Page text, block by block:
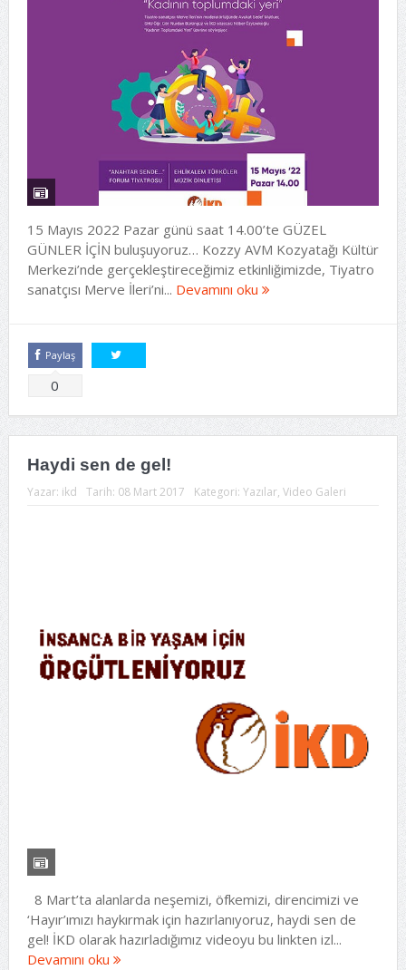
15 Mayıs 2022 Pazar günü saat 14.00’te GÜZEL
GÜNLER İÇİN buluşuyoruz… Kozzy AVM Kozyatağı Kültür
Merkezi’nde gerçekleştireceğimiz etkinliğimizde, Tiyatro
sanatçısı Merve İleri’ni... Devamını oku
Paylaş
0
Haydi sen de gel!
Yazar: ikd Tarih: 08 Mart 2017 Kategori: Yazılar, Video Galeri
8 Mart’ta alanlarda neşemizi, öfkemizi, direncimizi ve
‘Hayır’ımızı haykırmak için hazırlanıyoruz, haydi sen de
gel! İKD olarak hazırladığımız videoyu bu linkten izl...
Devamını oku